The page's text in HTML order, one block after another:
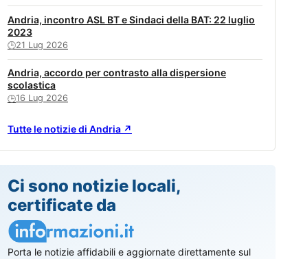
Andria, incontro ASL BT e Sindaci della BAT: 22 luglio
2023
🕒21 Lug 2026
Andria, accordo per contrasto alla dispersione
scolastica
🕒16 Lug 2026
Tutte le notizie di Andria ↗
Ci sono notizie locali,
certificate da
Porta le notizie affidabili e aggiornate direttamente sul